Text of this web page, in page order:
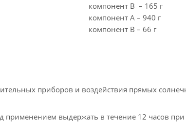
компонент В – 165 г
компонент А – 940 г
компонент В – 66 г
приборов и воздействия прямых
применением выдержать в течение 12 часов